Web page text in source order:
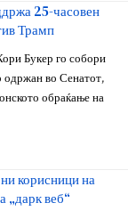
25-часовен
Трамп
Букер го собори
одржан во Сенатот,
обраќање на
корисници на
„дарк веб“